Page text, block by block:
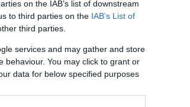
on the IAB’s list of downstream
to third parties on the IAB’s List of
third parties.
services and may gather and store
behaviour. You may click to grant or
data for below specified purposes
1
Gestores de
presidencial
2
AlphaAI: A
Sachs no